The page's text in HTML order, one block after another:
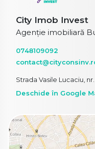
City Imob Invest
Agenție imobiliară
0748109092
Strada Vasile Lucaciu,
Deschide în Google